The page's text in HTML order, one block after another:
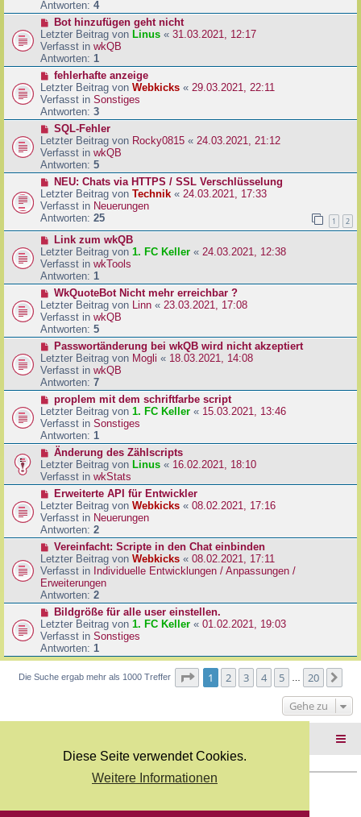
Diese Seite verwendet Cookies.
Weitere Informationen
t
a
g
r
B
e
i
t
r
a
g
Antworten: 4
N
e
u
e
r
B
e
i
t
a
g
Bot hinzufügen geht nicht
Letzter Beitrag von Linus « 31.03.2021, 12:17
Verfasst in wkQB
Antworten: 1
N
e
u
e
r
B
e
i
t
a
g
fehlerhafte anzeige
Letzter Beitrag von Webkicks « 29.03.2021, 22:11
Verfasst in Sonstiges
Antworten: 3
N
e
u
e
r
B
e
i
t
a
g
SQL-Fehler
Letzter Beitrag von Rocky0815 « 24.03.2021, 21:12
Verfasst in wkQB
Antworten: 5
N
e
u
e
r
B
e
i
t
a
g
NEU: Chats via HTTPS / SSL Verschlüsselung
Letzter Beitrag von Technik « 24.03.2021, 17:33
Verfasst in Neuerungen
Antworten: 25 1 2
N
e
u
e
r
B
e
i
t
a
g
Link zum wkQB
Letzter Beitrag von 1. FC Keller « 24.03.2021, 12:38
Verfasst in wkTools
Antworten: 1
N
e
u
e
r
B
e
i
t
a
g
WkQuoteBot Nicht mehr erreichbar ?
Letzter Beitrag von Linn « 23.03.2021, 17:08
Verfasst in wkQB
Antworten: 5
N
e
u
e
r
B
e
i
t
a
g
Passwortänderung bei wkQB wird nicht akzeptiert
Letzter Beitrag von Mogli « 18.03.2021, 14:08
Verfasst in wkQB
Antworten: 7
N
e
u
e
r
B
e
i
r
a
g
proplem mit dem schriftfarbe script
Letzter Beitrag von 1. FC Keller « 15.03.2021, 13:46
Verfasst in Sonstiges
Antworten: 1
N
e
u
e
r
B
e
i
r
a
g
Änderung des Zählscripts
Letzter Beitrag von Linus « 16.02.2021, 18:10
Verfasst in wkStats
N
e
u
e
r
B
e
i
t
r
a
g
Erweiterte API für Entwickler
Letzter Beitrag von Webkicks « 08.02.2021, 17:16
Verfasst in Neuerungen
Antworten: 2
N
e
u
e
r
B
e
i
t
r
g
Vereinfacht: Scripte in den Chat einbinden
Letzter Beitrag von Webkicks « 08.02.2021, 17:11
Verfasst in Individuelle Entwicklungen / Anpassungen /
Erweiterungen
Antworten: 2
N
e
u
e
r
B
e
r
Bildgröße für alle user einstellen.
Letzter Beitrag von 1. FC Keller « 01.02.2021, 19:03
Verfasst in Sonstiges
Antworten: 1
Die Suche ergab mehr als 1000 Treffer Seite von
1 2 3 4 5 20
Gehe zu
Deutsche Übersetzung durchphpBB.de